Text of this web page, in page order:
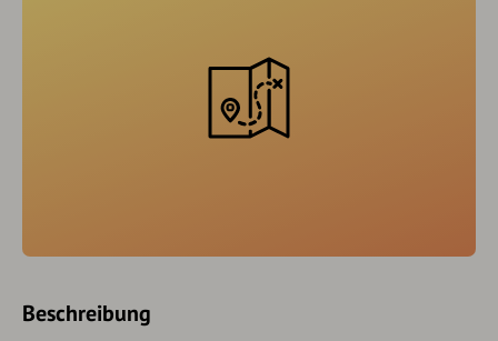
Beschreibung